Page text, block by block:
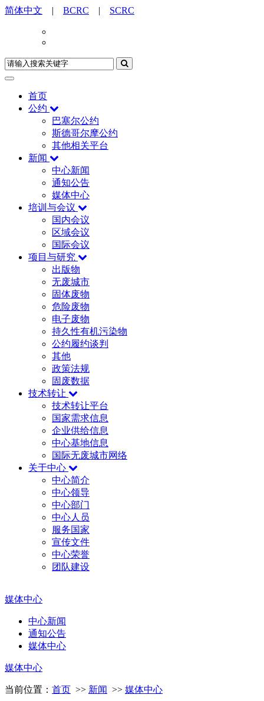
简体中文 | BCRC | SCRC
首页
公约
巴塞尔公约
斯德哥尔摩公约
其他相关平台
新闻
中心新闻
通知公告
媒体中心
培训与会议
国内会议
区域会议
国际会议
项目与研究
出版物
无废城市
固体废物
危险废物
电子废物
持久性有机污染物
公约履约谈判
其他
政策法规
固废数据
技术转让
技术转让平台
国家需求信息
企业供给信息
中心基地信息
国际无废城市网络
关于中心
中心简介
中心领导
中心部门
中心人员
服务国家
宣传文件
中心荣誉
团队建设
媒体中心
中心新闻
通知公告
媒体中心
媒体中心
当前位置： 首页 >> 新闻 >> 媒体中心